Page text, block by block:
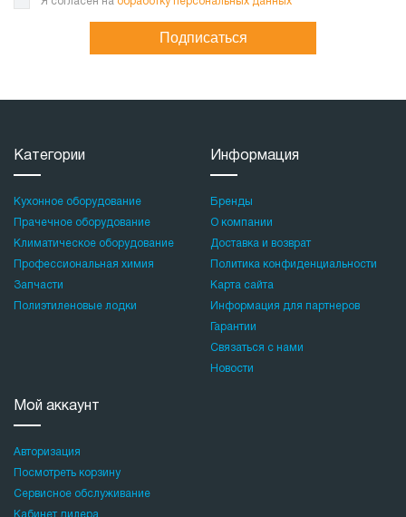
Подписаться
Категории
Кухонное оборудование
Прачечное оборудование
Климатическое оборудование
Профессиональная химия
Запчасти
Полиэтиленовые лодки
Информация
Бренды
О компании
Доставка и возврат
Политика конфиденциальности
Карта сайта
Информация для партнеров
Гарантии
Связаться с нами
Новости
Мой аккаунт
Авторизация
Посмотреть корзину
Сервисное обслуживание